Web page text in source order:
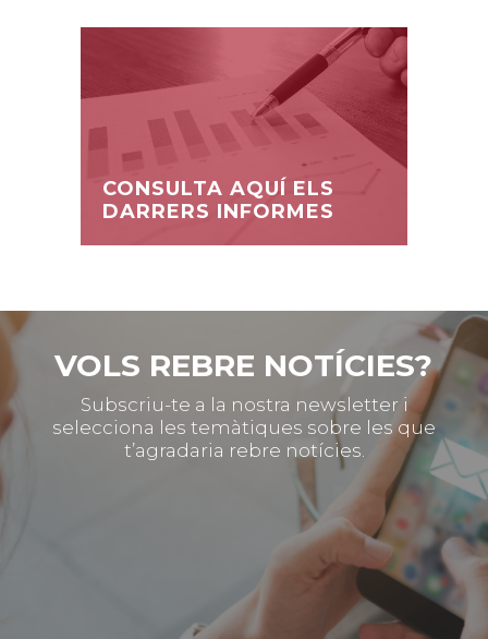
CONSULTA AQUÍ ELS
DARRERS INFORMES
VOLS REBRE NOTÍCIES?
Subscriu-te a la nostra newsletter i
selecciona les temàtiques sobre les que
t’agradaria rebre notícies.